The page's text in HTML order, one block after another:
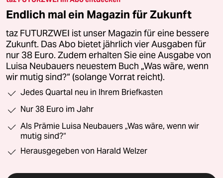
Endlich mal ein Magazin für Zukunft
taz FUTURZWEI ist unser Magazin für eine bessere
Zukunft. Das Abo bietet jährlich vier Ausgaben für
nur 38 Euro. Zudem erhalten Sie eine Ausgabe von
Luisa Neubauers neuestem Buch „Was wäre, wenn
wir mutig sind?“ (solange Vorrat reicht).
Jedes Quartal neu in Ihrem Briefkasten
Nur 38 Euro im Jahr
Als Prämie Luisa Neubauers „Was wäre, wenn wir
mutig sind?“
Herausgegeben von Harald Welzer